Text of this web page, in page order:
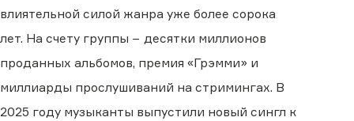
влиятельной силой жанра уже более сорока
лет. На счету группы − десятки миллионов
проданных альбомов, премия «Грэмми» и
миллиарды прослушиваний на стримингах. В
2025 году музыканты выпустили новый сингл к